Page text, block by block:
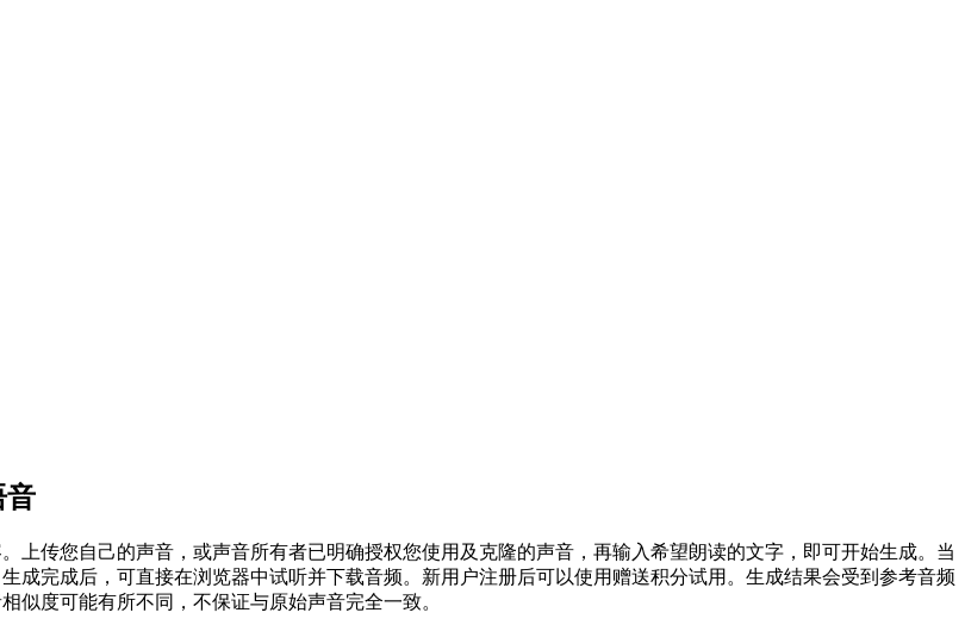
音
上传您自己的声音，或声音所有者已明确授权您使用及克隆的声音，再输入希望朗读的文字，即可开始生成。当
成完成后，可直接在浏览器中试听并下载音频。新用户注册后可以使用赠送积分试用。生成结果会受到参考音频
似度可能有所不同，不保证与原始声音完全一致。